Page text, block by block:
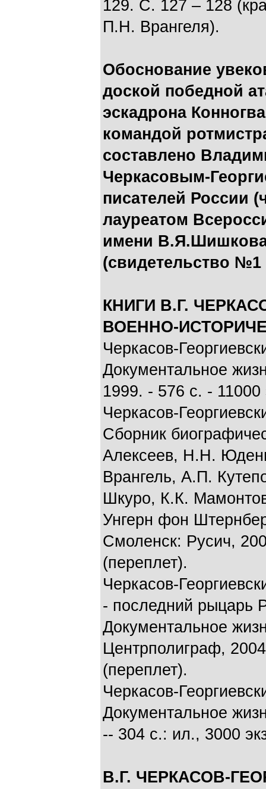
129. С. 127 – 128
П.Н. Врангеля).
Обоснование
доской победной
эскадрона
командой
составлено
Черкасовым-
писателей России
лауреатом
имени
(свидетельство №1
КНИГИ В.Г.
ВОЕННО-
Черкасов-
Документальное
1999. - 576 с. - 11000
Черкасов-
Сборник
Алексеев, Н.Н.
Врангель, А.П.
Шкуро, К.К.
Унгерн фон
Смоленск: Русич,
(переплет).
Черкасов-
- последний рыцарь
Документальное
Центрполиграф,
(переплет).
Черкасов-
Документальное
-- 304 с.: ил., 3000
В.Г. ЧЕРКАСОВ-